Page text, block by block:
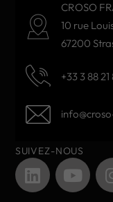
CROSO
10 rue
67200
+33 3 88 21
SUIVEZ-NOUS